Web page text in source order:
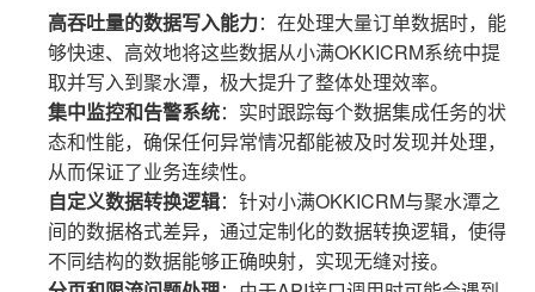
高吞吐量的数据写入能力：在处理大量订单数据时，能
够快速、高效地将这些数据从小满OKKICRM系统中提
取并写入到聚水潭，极大提升了整体处理效率。
集中监控和告警系统：实时跟踪每个数据集成任务的状
态和性能，确保任何异常情况都能被及时发现并处理，
从而保证了业务连续性。
自定义数据转换逻辑：针对小满OKKICRM与聚水潭之
间的数据格式差异，通过定制化的数据转换逻辑，使得
不同结构的数据能够正确映射，实现无缝对接。